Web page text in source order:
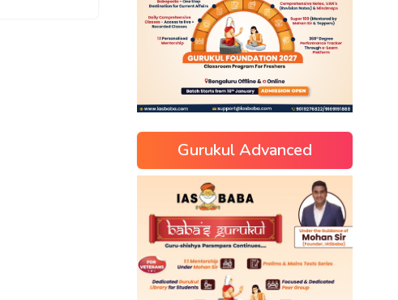
Gurukul Advanced